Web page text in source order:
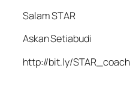
Salam STAR
Askan Setiabudi
http://bit.ly/